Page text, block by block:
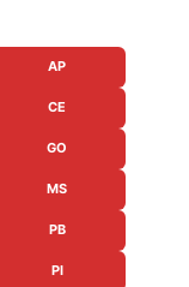
AP
CE
GO
MS
PB
PI